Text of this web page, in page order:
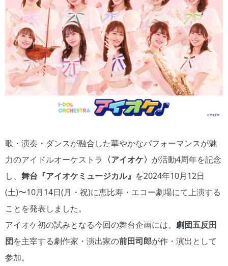
歌・演奏・ダンスが融合した華やかなパフォーマンスが魅
力のアイドルオーケストラ 〈アイオケ〉 が活動4周年を記念
し、 舞台『アイオケミュージカル』 を2024年10月12日
(土)〜10月14日(月・祝)に恵比寿・エコー劇場にて上演する
ことを発表しました。
アイオケ初の試みとなる今回の舞台企画には、 劇団五反田
団を主宰する劇作家・演出家の前田司郎が作・演出として
参加。